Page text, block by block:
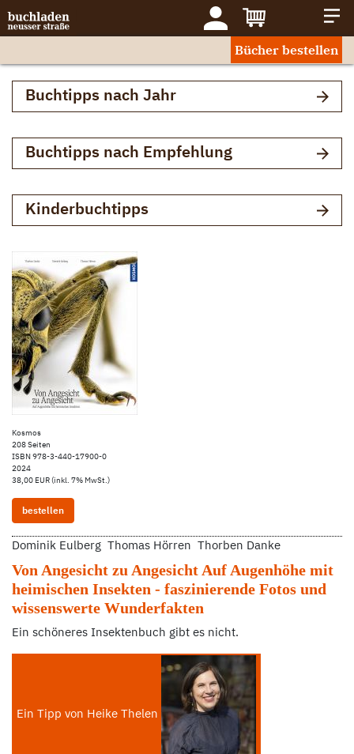
Bücher bestellen
Buchtipps nach Jahr
Buchtipps nach Empfehlung
Kinderbuchtipps
Kosmos
208 Seiten
ISBN 978-3-440-17900-0
2024
38,00 EUR (inkl. 7% MwSt.)
bestellen
Dominik Eulberg Thomas Hörren Thorben Danke
Von Angesicht zu Angesicht Auf Augenhöhe mit
heimischen Insekten - faszinierende Fotos und
wissenswerte Wunderfakten
Ein schöneres Insektenbuch gibt es nicht.
Ein Tipp von Heike Thelen